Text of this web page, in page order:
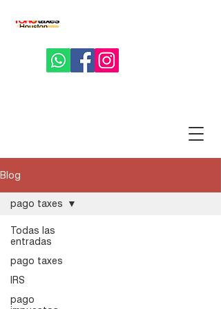
Blog
Todas las
entradas
pago taxes
IRS
pago
pago taxes